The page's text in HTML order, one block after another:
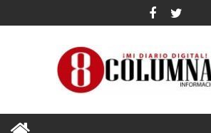
al